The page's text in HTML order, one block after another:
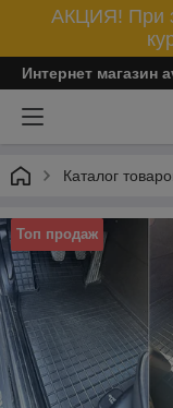
АКЦИЯ! При
Интернет магазин
Каталог
Топ продаж